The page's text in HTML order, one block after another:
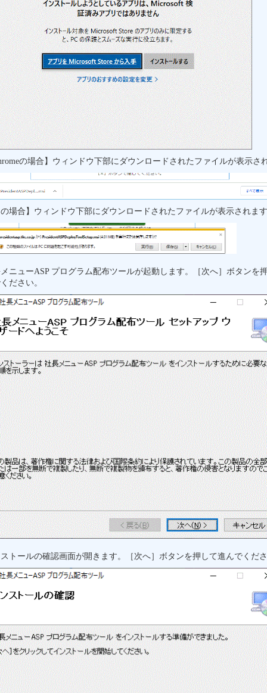
の場合】ウィンドウ下部にダウンロードされたファイルが表示さ
場合】ウィンドウ下部にダウンロードされたファイルが表示されま
ニューASP プログラム配布ツールが起動します。［次へ］ボタンを
ださい。
トールの確認画面が開きます。［次へ］ボタンを押して進んでくだ